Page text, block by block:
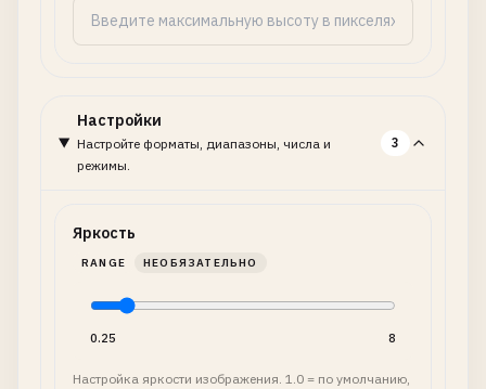
Настройки
Настройте форматы, диапазоны, числа и
режимы.
3
Яркость
RANGE НЕОБЯЗАТЕЛЬНО
0.25 8
Настройка яркости изображения. 1.0 = по умолчанию,